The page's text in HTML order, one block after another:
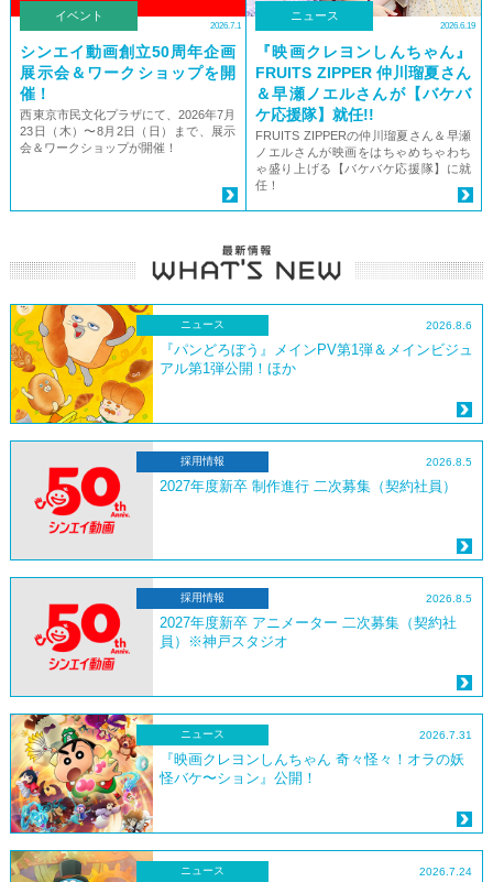
イベント
2026.7.1
シンエイ動画創立50周年企画
展示会＆ワークショップを開
催！
西東京市民文化プラザにて、2026年7月
23日（木）〜8月2日（日）まで、展示
会＆ワークショップが開催！
ニュース
2026.6.19
『映画クレヨンしんちゃん』
FRUITS ZIPPER 仲川瑠夏さん
＆早瀬ノエルさんが【バケバ
ケ応援隊】就任!!
FRUITS ZIPPERの仲川瑠夏さん＆早瀬
ノエルさんが映画をはちゃめちゃわち
ゃ盛り上げる【バケバケ応援隊】に就
任！
ニュース 2026.8.6
『パンどろぼう』メインPV第1弾＆メインビジュ
アル第1弾公開！ほか
採用情報 2026.8.5
2027年度新卒 制作進行 二次募集（契約社員）
採用情報 2026.8.5
2027年度新卒 アニメーター 二次募集（契約社
員）※神戸スタジオ
ニュース 2026.7.31
『映画クレヨンしんちゃん 奇々怪々！オラの妖
怪バケ〜ション』公開！
ニュース 2026.7.24